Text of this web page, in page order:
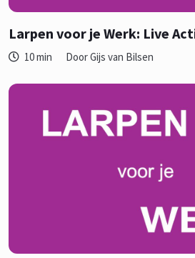
Larpen voor je Werk: Live
10 min Door Gijs van Bilsen